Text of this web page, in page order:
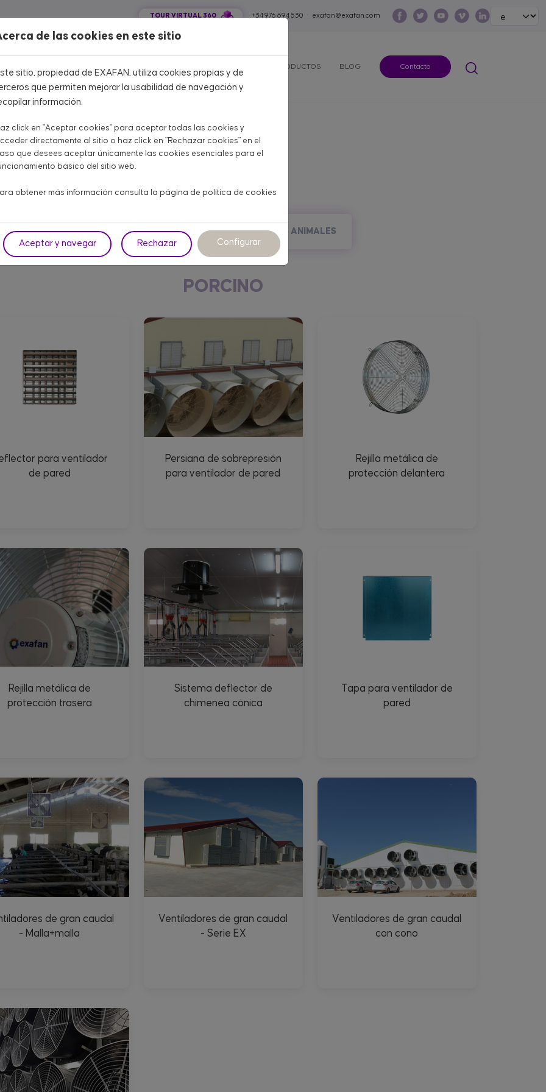
TOUR VIRTUAL 360 +34 976 694 530 · exafan@exafan.com
PRODUCTOS BLOG Contacto
Home CATÁLOGO PRODUCTOS
CATÁLOGO PRODUCTOS
Aquí encontrarás todo lo que necesitas para tu granja
AVÍCOLA PUESTA PORCINO OTROS ANIMALES
PORCINO
para ventilador
de pared
Persiana de sobrepresión
para ventilador de pared
Rejilla metálica de
protección delantera
Rejilla metálica de
protección trasera
Sistema deflector de
chimenea cónica
Tapa para ventilador de
pared
de gran caudal
- Malla+malla
Ventiladores de gran caudal
- Serie EX
Ventiladores de gran caudal
con cono
de las cookies en este sitio
sitio, propiedad de EXAFAN, utiliza cookies propias y de
que permiten mejorar la usabilidad de navegación y
información.
click en "Aceptar cookies" para aceptar todas las cookies y
directamente al sitio o haz click en "Rechazar cookies" en el
que desees aceptar únicamente las cookies esenciales para el
básico del sitio web.
obtener más información consulta la página de política de cookies
Aceptar y navegar Rechazar Configurar